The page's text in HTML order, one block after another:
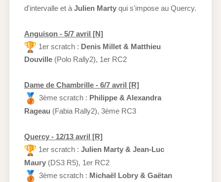
d'intervalle et à Julien Martyqui s'impose au Quercy.
Anguison - 5/7 avril [N]
1er scratch : Denis Millet & Matthieu
Douville(Polo Rally2), 1er RC2
Dame de Chambrille - 6/7 avril [R]
3ème scratch : Philippe & Alexandra
Rageau (Fabia Rally2), 3ème RC3
Quercy - 12/13 avril [R]
1er scratch : Julien Marty & Jean-Luc
Maury(DS3 R5), 1er RC2
3ème scratch : Michaël Lobry & Gaëtan